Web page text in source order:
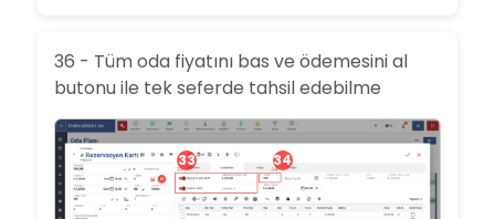
36 - Tüm oda fiyatını bas ve ödemesini al
butonu ile tek seferde tahsil edebilme
33 34